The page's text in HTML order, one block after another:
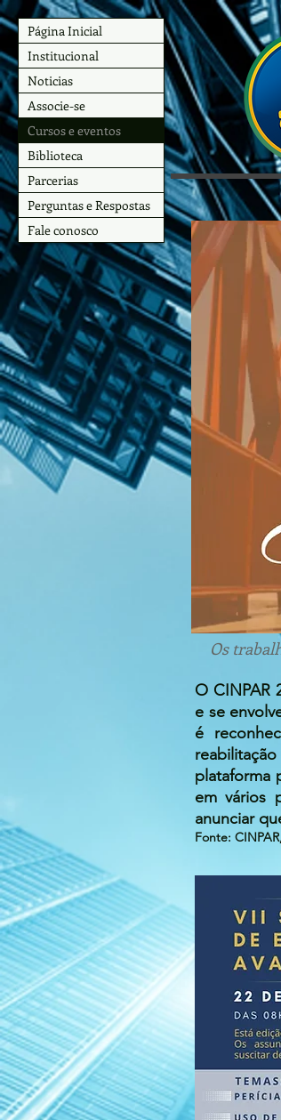
Página Inicial
Institucional
Noticias
Associe-se
Cursos e eventos
Biblioteca
Parcerias
Perguntas e Respostas
Fale conosco
Os
O CINPAR
e se
é
plataforma
em vários
anunciar
Fonte: